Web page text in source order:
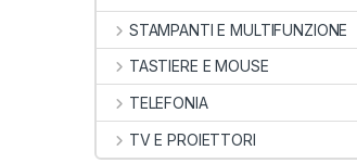
STAMPANTI E MULTIFUNZIONE
TASTIERE E MOUSE
TELEFONIA
TV E PROIETTORI